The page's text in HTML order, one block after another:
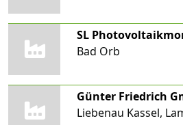
SL
Bad Orb
Günter Friedrich
Liebenau Kassel,